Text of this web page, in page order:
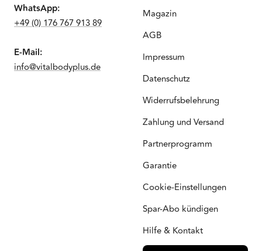
WhatsApp:
+49 (0) 176 767 913 89
E-Mail:
info@vitalbodyplus.de
Magazin
AGB
Impressum
Datenschutz
Widerrufsbelehrung
Zahlung und Versand
Partnerprogramm
Garantie
Cookie-Einstellungen
Spar-Abo kündigen
Hilfe & Kontakt